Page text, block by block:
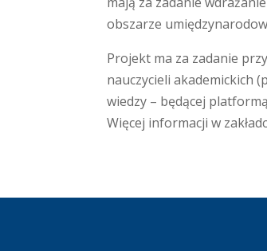
obszarze
Projekt ma za zadanie
nauczycieli akademickich
wiedzy – będącej
Więcej informacji w